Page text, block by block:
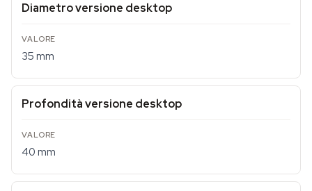
Diametro versione desktop
35 mm
Profondità versione desktop
40 mm